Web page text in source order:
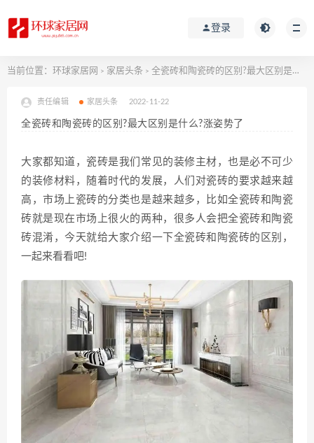
登录
当前位置： 环球家居网 > 家居头条 > 全瓷砖和陶瓷砖的区别?最大区别是什么?涨姿势了
责任编辑 家居头条 2022-11-22
全瓷砖和陶瓷砖的区别?最大区别是什么?涨姿势了
大家都知道，瓷砖是我们常见的装修主材，也是必不可少
的装修材料，随着时代的发展，人们对瓷砖的要求越来越
高，市场上瓷砖的分类也是越来越多，比如全瓷砖和陶瓷
砖就是现在市场上很火的两种，很多人会把全瓷砖和陶瓷
砖混淆，今天就给大家介绍一下全瓷砖和陶瓷砖的区别，
一起来看看吧!